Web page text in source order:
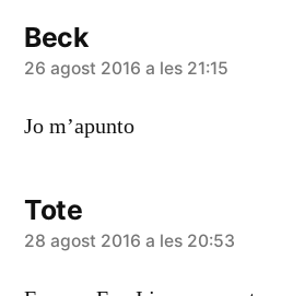
Beck
diu:
26 agost 2016 a les 21:15
Jo m’apunto
Tote
diu:
28 agost 2016 a les 20:53